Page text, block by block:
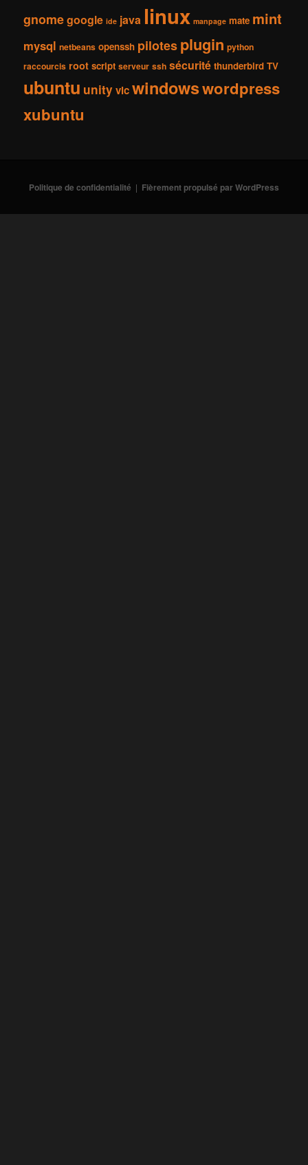
gnomegoogle ide java linux manpage mate mint
mysql netbeans openssh pilotesplugin python
raccourcis root script serveur ssh sécurité thunderbird TV
ubuntu unityvlcwindowswordpress
xubuntu
Politique de confidentialité Fièrement propulsé par WordPress